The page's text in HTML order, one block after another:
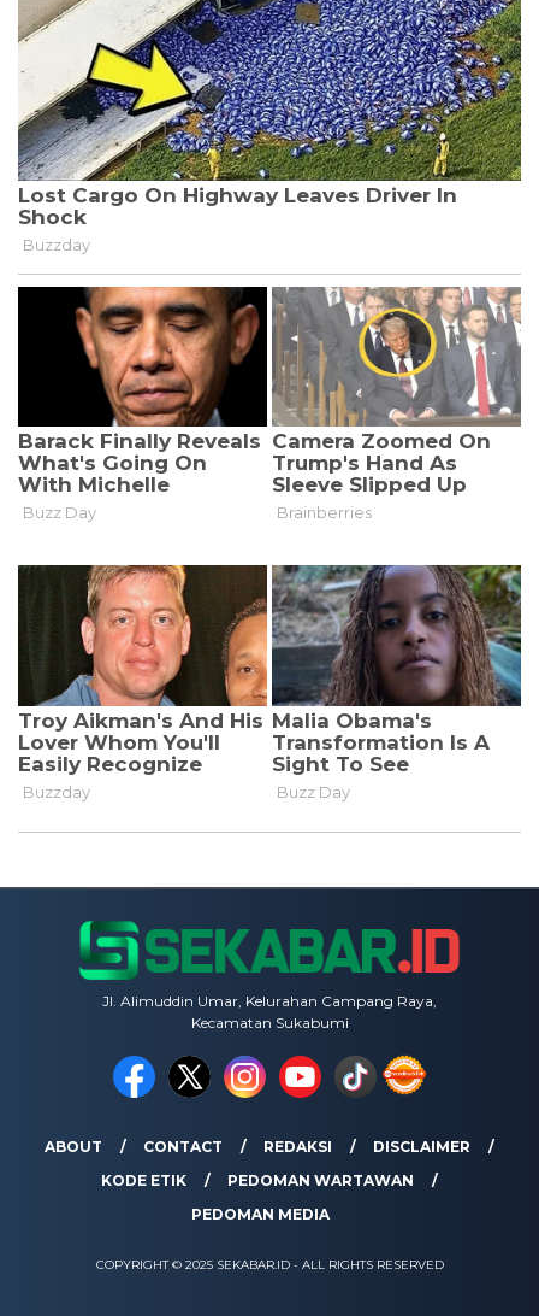
Jl. Alimuddin Umar, Kelurahan Campang Raya,
Kecamatan Sukabumi
ABOUT CONTACT REDAKSI
DISCLAIMER
KODE ETIK
PEDOMAN WARTAWAN
PEDOMAN MEDIA
COPYRIGHT © 2025 SEKABAR.ID - ALL RIGHTS RESERVED